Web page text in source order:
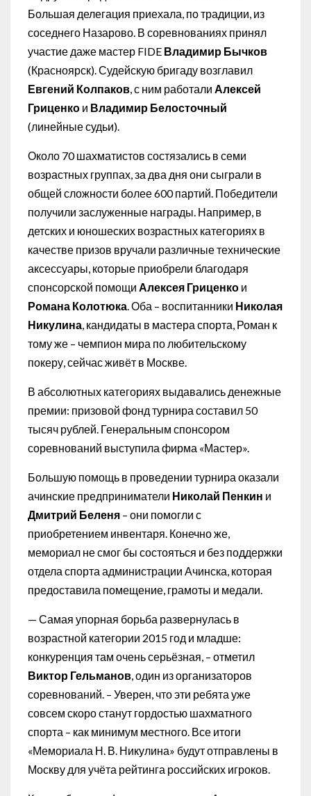
Большая делегация приехала, по традиции, из
соседнего Назарово. В соревнованиях принял
участие даже мастер FIDE Владимир Бычков
(Красноярск). Судейскую бригаду возглавил
Евгений Колпаков , с ним работали Алексей
Гриценко и Владимир Белосточный
(линейные судьи).
Около 70 шахматистов состязались в семи
возрастных группах, за два дня они сыграли в
общей сложности более 600 партий. Победители
получили заслуженные награды. Например, в
детских и юношеских возрастных категориях в
качестве призов вручали различные технические
аксессуары, которые приобрели благодаря
спонсорской помощи Алексея Гриценко и
Романа Колотюка . Оба – воспитанники Николая
Никулина , кандидаты в мастера спорта, Роман к
тому же – чемпион мира по любительскому
покеру, сейчас живёт в Москве.
В абсолютных категориях выдавались денежные
премии: призовой фонд турнира составил 50
тысяч рублей. Генеральным спонсором
соревнований выступила фирма «Мастер».
Большую помощь в проведении турнира оказали
ачинские предприниматели Николай Пенкин и
Дмитрий Беленя – они помогли с
приобретением инвентаря. Конечно же,
мемориал не смог бы состояться и без поддержки
отдела спорта администрации Ачинска, которая
предоставила помещение, грамоты и медали.
— Самая упорная борьба развернулась в
возрастной категории 2015 год и младше:
конкуренция там очень серьёзная, – отметил
Виктор Гельманов , один из организаторов
соревнований. – Уверен, что эти ребята уже
совсем скоро станут гордостью шахматного
спорта – как минимум местного. Все итоги
«Мемориала Н. В. Никулина» будут отправлены в
Москву для учёта рейтинга российских игроков.